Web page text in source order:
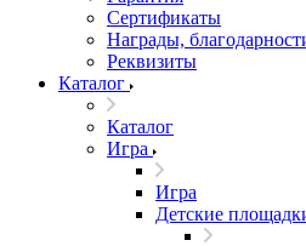
Сертификаты
Награды,
Реквизиты
Каталог
Каталог
Игра
Игра
Детские